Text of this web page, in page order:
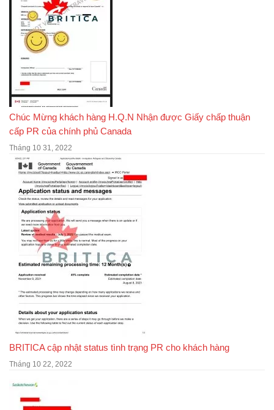
Chúc Mừng khách hàng H.Q.N Nhận được Giấy chấp thuận
cấp PR của chính phủ Canada
Tháng 10 31, 2022
BRITICA cập nhật status tình trạng PR cho khách hàng
Tháng 10 22, 2022